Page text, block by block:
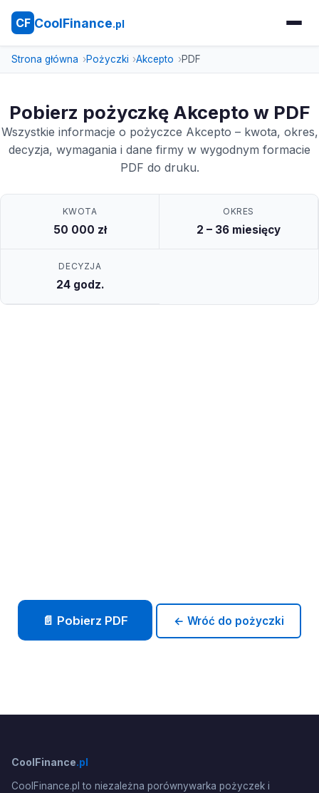
CF CoolFinance.pl
Strona główna Pożyczki Akcepto PDF
Pobierz pożyczkę Akcepto w PDF
Wszystkie informacje o pożyczce Akcepto – kwota, okres,
decyzja, wymagania i dane firmy w wygodnym formacie
PDF do druku.
KWOTA
50 000 zł
OKRES
2 – 36 miesięcy
DECYZJA
24 godz.
📄 Pobierz PDF ← Wróć do pożyczki
CoolFinance.pl
CoolFinance.pl to niezależna porównywarka pożyczek i